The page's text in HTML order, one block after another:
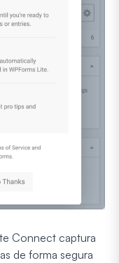
Connect captura
de forma segura